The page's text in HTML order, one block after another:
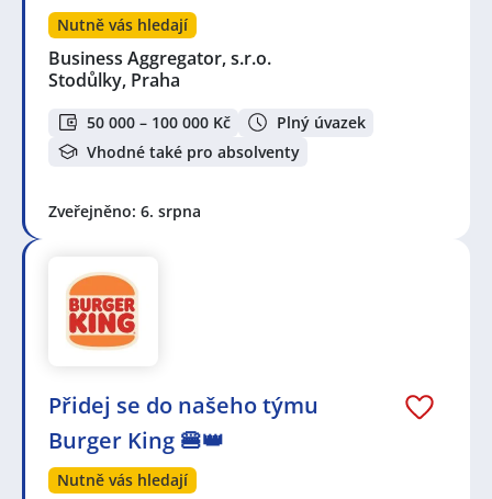
Nutně vás hledají
Business Aggregator, s.r.o.
Stodůlky, Praha
50 000 – 100 000 Kč
Plný úvazek
Vhodné také pro absolventy
Zveřejněno: 6. srpna
Přidej se do našeho týmu
Burger King 🍔👑
Nutně vás hledají